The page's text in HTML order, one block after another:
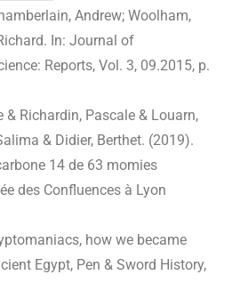
Andrew; Woolham,
In: Journal of
Reports, Vol. 3, 09.2015, p.
& Richardin, Pascale & Louarn,
& Didier, Berthet. (2019).
14 de 63 momies
des Confluences à Lyon
how we became
Egypt, Pen & Sword History,